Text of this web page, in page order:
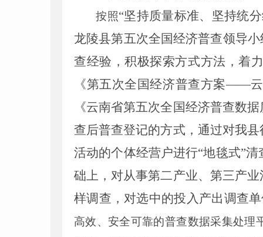
按照“坚持质量标准、坚持统
龙陵县第五次全国经济普查领导
查经验，积极探索方式方法，着
《第五次全国经济普查方案——
《云南省第五次全国经济普查数
查后普查登记的方式，通过对我
活动的个体经营户进行“地毯式”
础上，对从事第二产业、第三产
样调查，对选中的投入产出调查
高效、安全可靠的普查数据采集处理